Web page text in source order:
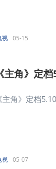
视 05-15
主角》定
主角》定档
视 05-07